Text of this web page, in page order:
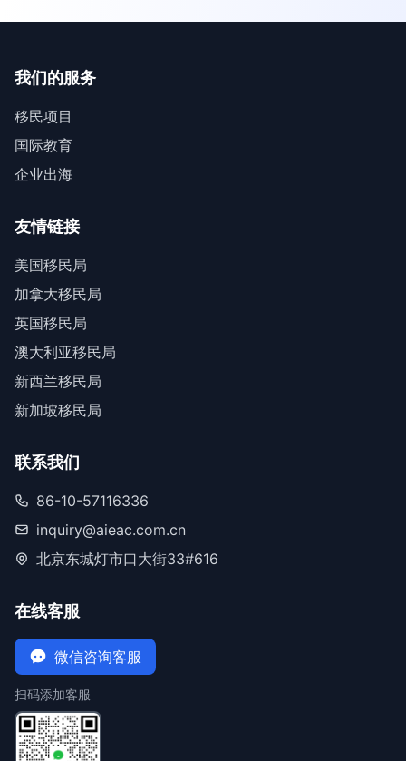
我们的服务
移民项目
国际教育
企业出海
友情链接
美国移民局
加拿大移民局
英国移民局
澳大利亚移民局
新西兰移民局
新加坡移民局
联系我们
86-10-57116336
inquiry@aieac.com.cn
北京东城灯市口大街33#616
在线客服
微信咨询客服
扫码添加客服